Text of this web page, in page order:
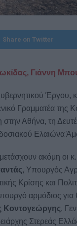
Share on Twitter
Γιάννη
Έργου,
Γραμματέα της
στην Αθήνα, τη
Ελαιώνα
ακόμη οι
, Υπουργός
Κρίσης και
αρμόδιος για
Κοντογεώργης,
Στερεάς